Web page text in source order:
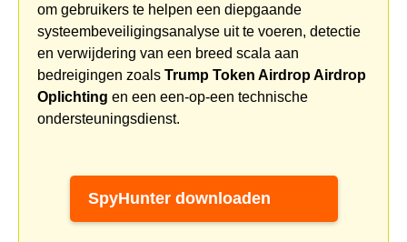
om gebruikers te helpen een diepgaande
systeembeveiligingsanalyse uit te voeren, detectie
en verwijdering van een breed scala aan
bedreigingen zoals Trump Token Airdrop Airdrop
Oplichting en een een-op-een technische
ondersteuningsdienst.
SpyHunter downloaden